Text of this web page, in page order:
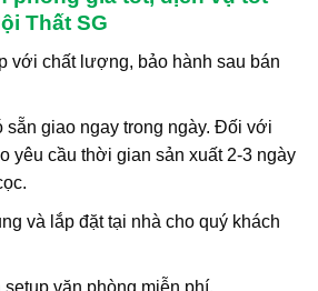
Thất SG
với chất lượng, bảo hành sau bán
sẵn giao ngay trong ngày. Đối với
yêu cầu thời gian sản xuất 2-3 ngày
và lắp đặt tại nhà cho quý khách